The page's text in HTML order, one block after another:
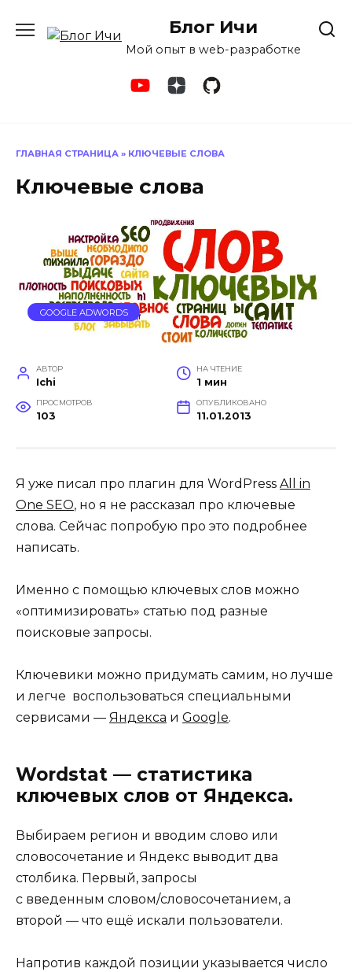
содержанию
Блог Ичи
Мой опыт в web-разработке
ГЛАВНАЯ СТРАНИЦА » КЛЮЧЕВЫЕ СЛОВА
Ключевые слова
GOOGLE ADWORDS
АВТОР
Ichi
НА ЧТЕНИЕ
1 мин
ПРОСМОТРОВ
103
ОПУБЛИКОВАНО
11.01.2013
Я уже писал про плагин для WordPress All in
One SEO, но я не рассказал про ключевые
слова. Сейчас попробую про это подробнее
написать.
Именно с помощью ключевых слов можно
«оптимизировать» статью под разные
поисковые запросы.
Ключевики можно придумать самим, но лучше
и легче воспользоваться специальными
сервисами — Яндекса и Google.
Wordstat — статистика
ключевых слов от Яндекса.
Выбираем регион и вводим слово или
словосочетание и Яндекс выводит два
столбика. Первый, запросы
с введенным словом/словосочетанием, а
второй — что ещё искали пользователи.
Напротив каждой позиции указывается число